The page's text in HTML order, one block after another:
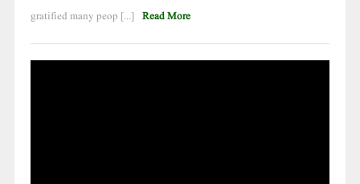
gratified many peop [...] Read More